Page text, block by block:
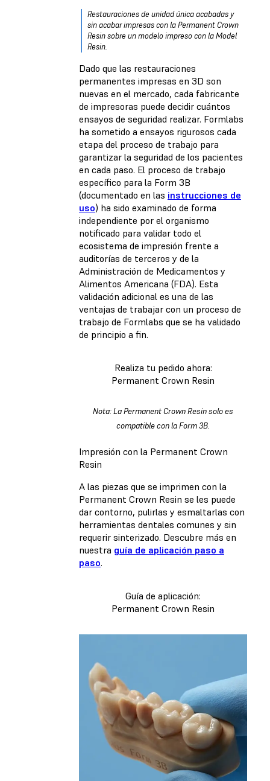
Restauraciones de unidad única acabadas y
sin acabar impresas con la Permanent Crown
Resin sobre un modelo impreso con la Model
Resin.
Dado que las restauraciones
permanentes impresas en 3D son
nuevas en el mercado, cada fabricante
de impresoras puede decidir cuántos
ensayos de seguridad realizar. Formlabs
ha sometido a ensayos rigurosos cada
etapa del proceso de trabajo para
garantizar la seguridad de los pacientes
en cada paso. El proceso de trabajo
específico para la Form 3B
(documentado en las instrucciones de
uso) ha sido examinado de forma
independiente por el organismo
notificado para validar todo el
ecosistema de impresión frente a
auditorías de terceros y de la
Administración de Medicamentos y
Alimentos Americana (FDA). Esta
validación adicional es una de las
ventajas de trabajar con un proceso de
trabajo de Formlabs que se ha validado
de principio a fin.
Realiza tu pedido ahora:
Permanent Crown Resin
Nota: La Permanent Crown Resin solo es
compatible con la Form 3B.
Impresión con la Permanent Crown
Resin
A las piezas que se imprimen con la
Permanent Crown Resin se les puede
dar contorno, pulirlas y esmaltarlas con
herramientas dentales comunes y sin
requerir sinterizado. Descubre más en
nuestra guía de aplicación paso a
paso.
Guía de aplicación:
Permanent Crown Resin